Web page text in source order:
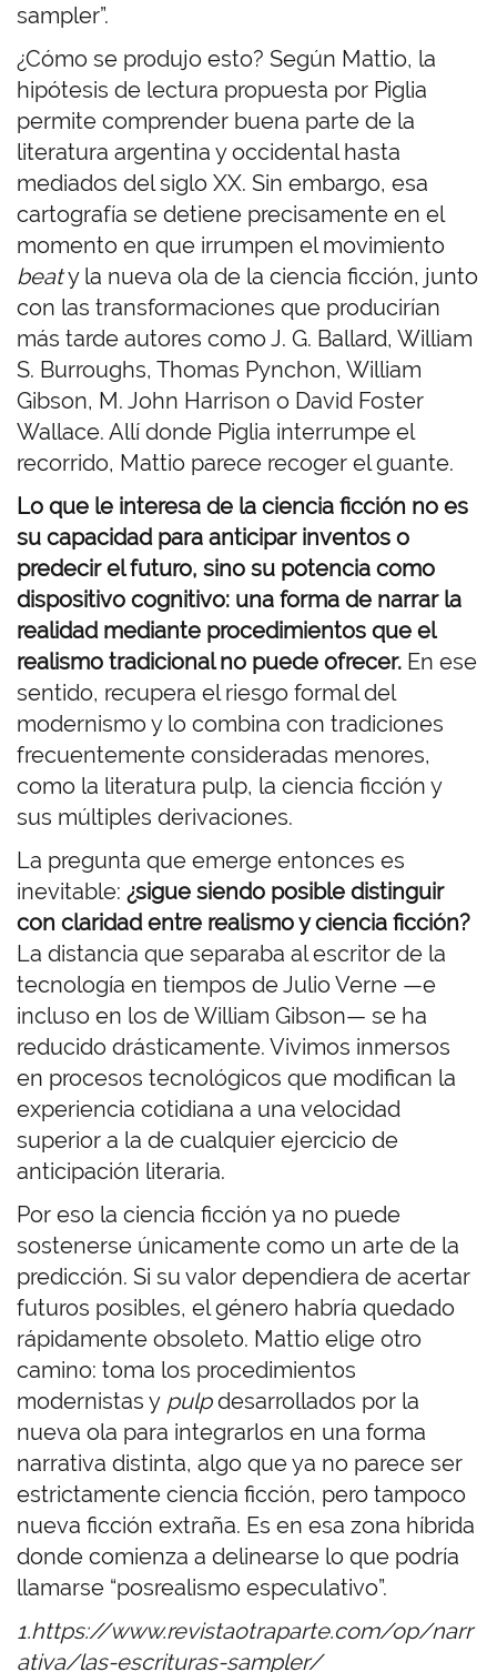
sampler”.
¿Cómo se produjo esto? Según Mattio, la
hipótesis de lectura propuesta por Piglia
permite comprender buena parte de la
literatura argentina y occidental hasta
mediados del siglo XX. Sin embargo, esa
cartografía se detiene precisamente en el
momento en que irrumpen el movimiento
beaty la nueva ola de la ciencia ficción, junto
con las transformaciones que producirían
más tarde autores como J. G. Ballard, William
S. Burroughs, Thomas Pynchon, William
Gibson, M. John Harrison o David Foster
Wallace. Allí donde Piglia interrumpe el
recorrido, Mattio parece recoger el guante.
Lo que le interesa de la ciencia ficción no es
su capacidad para anticipar inventos o
predecir el futuro, sino su potencia como
dispositivo cognitivo: una forma de narrar la
realidad mediante procedimientos que el
realismo tradicional no puede ofrecer. En ese
sentido, recupera el riesgo formal del
modernismo y lo combina con tradiciones
frecuentemente consideradas menores,
como la literatura pulp, la ciencia ficción y
sus múltiples derivaciones.
La pregunta que emerge entonces es
inevitable: ¿sigue siendo posible distinguir
con claridad entre realismo y ciencia ficción?
La distancia que separaba al escritor de la
tecnología en tiempos de Julio Verne —e
incluso en los de William Gibson— se ha
reducido drásticamente. Vivimos inmersos
en procesos tecnológicos que modifican la
experiencia cotidiana a una velocidad
superior a la de cualquier ejercicio de
anticipación literaria.
Por eso la ciencia ficción ya no puede
sostenerse únicamente como un arte de la
predicción. Si su valor dependiera de acertar
futuros posibles, el género habría quedado
rápidamente obsoleto. Mattio elige otro
camino: toma los procedimientos
modernistas y pulpdesarrollados por la
nueva ola para integrarlos en una forma
narrativa distinta, algo que ya no parece ser
estrictamente ciencia ficción, pero tampoco
nueva ficción extraña. Es en esa zona híbrida
donde comienza a delinearse lo que podría
llamarse “posrealismo especulativo”.
1.https://www.revistaotraparte.com/op/narr
ativa/las-escrituras-sampler/